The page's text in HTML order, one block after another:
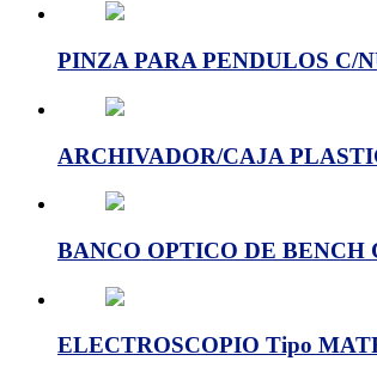
PINZA PARA PENDULOS C/
ARCHIVADOR/CAJA
BANCO OPTICO DE BENCH
ELECTROSCOPIO Tipo